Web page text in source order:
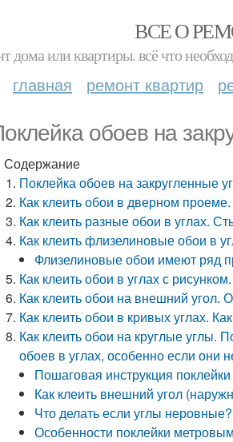
ВСЕ О
дома или квартиры. всё что
главная ремонт квартир
обоев на
Содержание
Поклейка обоев на закругленные
Как клеить обои в дверном
Как клеить разные обои в углах.
Как клеить флизелиновые обои в
Флизелиновые обои имеют ряд
Как клеить обои в углах с
Как клеить обои на внешний угол.
Как клеить обои в кривых углах.
Как клеить обои на круглые углы.
обоев в углах, особенно если они
Пошаговая инструкция
Как клеить внешний угол
Что делать если углы неровные?
Особенности поклейки